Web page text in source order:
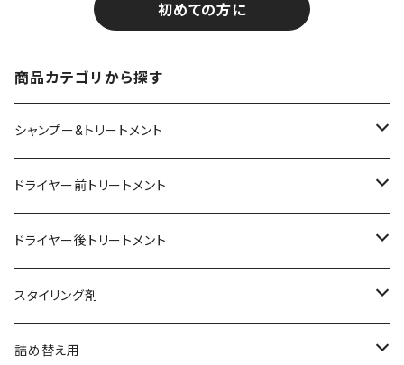
初めての方に
商品カテゴリから探す
シャンプー&トリートメント
シャンプー
トリートメント
スペシャルトリートメント
シャンプー&トリートメントセット
ドライヤー前トリートメント
ヘアミスト
ヘアオイル
ドライヤー後トリートメント
ヘアオイル
ヘアバーム
スタイリング剤
ヘアオイル
詰め替え用